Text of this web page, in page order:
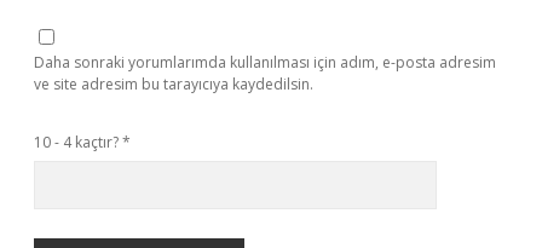
Daha sonraki yorumlarımda kullanılması için adım, e-posta adresim
ve site adresim bu tarayıcıya kaydedilsin.
10 - 4 kaçtır?*